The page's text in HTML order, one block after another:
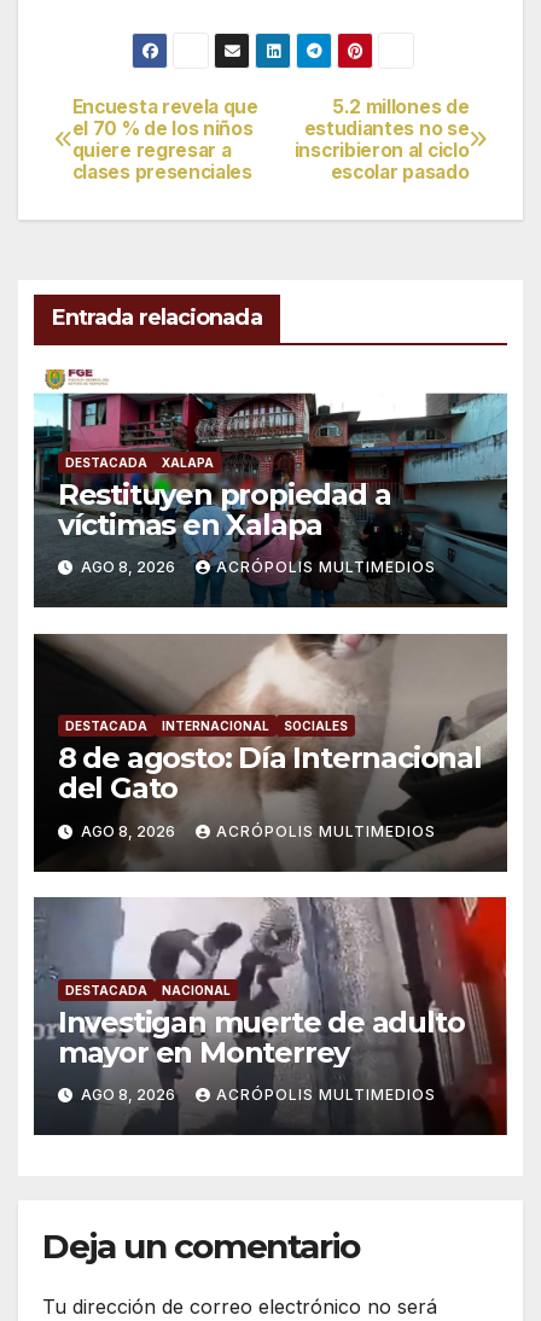
Navegación
de
entradas
5.2 millones de
estudiantes no se
inscribieron al ciclo
escolar pasado
Encuesta revela que
el 70 % de los niños
quiere regresar a
clases presenciales
Entrada relacionada
DESTACADA XALAPA
Restituyen propiedad a
víctimas en Xalapa
AGO 8, 2026 ACRÓPOLIS MULTIMEDIOS
DESTACADA INTERNACIONAL SOCIALES
8 de agosto: Día Internacional
del Gato
AGO 8, 2026 ACRÓPOLIS MULTIMEDIOS
DESTACADA NACIONAL
Investigan muerte de adulto
mayor en Monterrey
AGO 8, 2026 ACRÓPOLIS MULTIMEDIOS
Deja un comentario
Tu dirección de correo electrónico no será